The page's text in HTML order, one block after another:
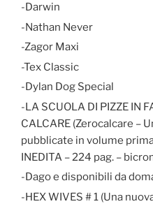
-Darwin
-Nathan Never
-Zagor Maxi
-Tex Classic
-Dylan Dog Special
-LA SCUOLA DI PIZZE IN
CALCARE (Zerocalcare –
pubblicate in volume
INEDITA – 224 pag. –
-Dago e disponibili da
-HEX WIVES # 1 (Una